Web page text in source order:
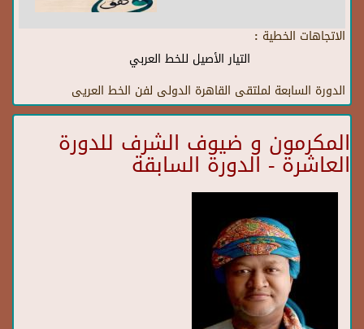
الاتجاهات الخطية :
التيار الأصيل للخط العربي
الدورة السابعة لملتقى القاهرة الدولى لفن الخط العريى
المكرمون و ضيوف الشرف للدورة
العاشرة - الدورة السابقة